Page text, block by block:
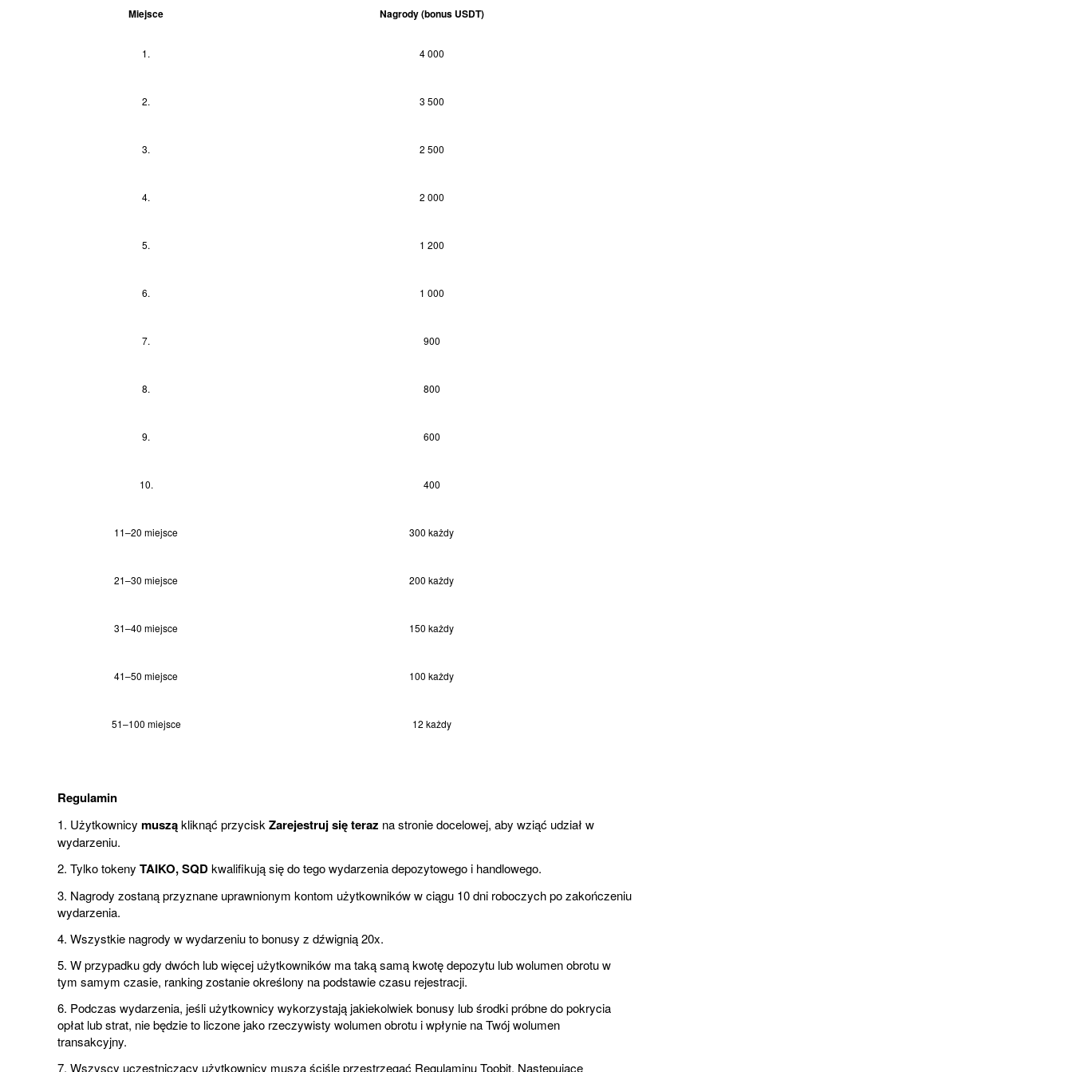
Miejsce Nagrody (bonus USDT)
1. 4 000
2. 3 500
3. 2 500
4. 2 000
5. 1 200
6. 1 000
7. 900
8. 800
9. 600
10. 400
11–20 miejsce 300 każdy
21–30 miejsce 200 każdy
31–40 miejsce 150 każdy
41–50 miejsce 100 każdy
51–100 miejsce 12 każdy
Regulamin
1. Użytkownicy musząkliknąć przycisk Zarejestruj się teraz na stronie docelowej, aby wziąć udział w
wydarzeniu.
2. Tylko tokeny TAIKO, SQDkwalifikują się do tego wydarzenia depozytowego i handlowego.
3. Nagrody zostaną przyznane uprawnionym kontom użytkowników w ciągu 10 dni roboczych po zakończeniu
wydarzenia.
4. Wszystkie nagrody w wydarzeniu to bonusy z dźwignią 20x.
5. W przypadku gdy dwóch lub więcej użytkowników ma taką samą kwotę depozytu lub wolumen obrotu w
tym samym czasie, ranking zostanie określony na podstawie czasu rejestracji.
6. Podczas wydarzenia, jeśli użytkownicy wykorzystają jakiekolwiek bonusy lub środki próbne do pokrycia
opłat lub strat, nie będzie to liczone jako rzeczywisty wolumen obrotu i wpłynie na Twój wolumen
transakcyjny.
7. Wszyscy uczestniczący użytkownicy muszą ściśle przestrzegać Regulaminu Toobit. Następujące